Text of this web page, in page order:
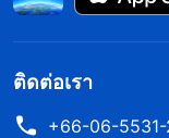
เป็นการหมิ่นประ
รับการดลใจโดย
ของพระองค์ทั้งห
และไม่อยู่บนพื้นฐ
ติดต่อเรา
+66-06-5531-